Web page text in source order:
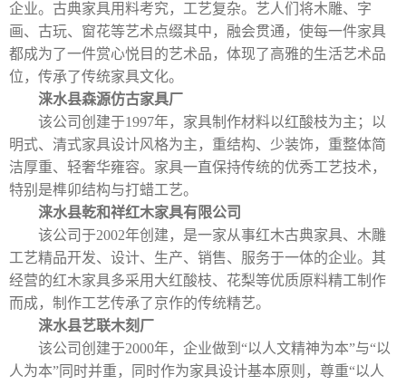
企业。古典家具用料考究，工艺复杂。艺人们将木雕、字
画、古玩、窗花等艺术点缀其中，融会贯通，使每一件家具
都成为了一件赏心悦目的艺术品，体现了高雅的生活艺术品
位，传承了传统家具文化。
涞水县森源仿古家具厂
该公司创建于1997年，家具制作材料以红酸枝为主；以
明式、清式家具设计风格为主，重结构、少装饰，重整体简
洁厚重、轻奢华雍容。家具一直保持传统的优秀工艺技术，
特别是榫卯结构与打蜡工艺。
涞水县乾和祥红木家具有限公司
该公司于2002年创建，是一家从事红木古典家具、 木雕
工艺精品开发、设计、生产、销售、服务于一体的企业。其
经营的红木家具多采用 大红酸枝、花梨等优质原料精工制作
而成，制作工艺传承了京作的传统精艺。
涞水县艺联木刻厂
该公司创建于2000年，企业做到 “以人文精神为本”与“以
人为本” 同时并重，同时作为家具设计基本原则，尊重“以人